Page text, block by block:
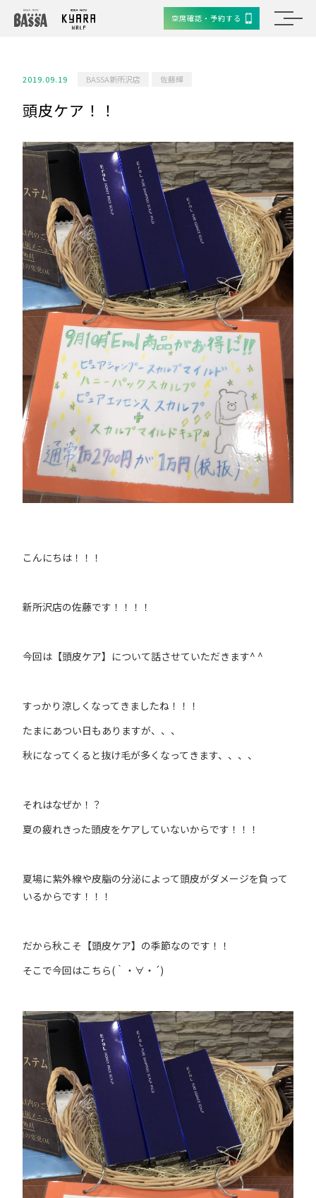
空席確認・予約する
2019.09.19 BASSA新所沢店 佐藤輝
頭皮ケア！！
こんにちは！！！
新所沢店の佐藤です！！！！
今回は【頭皮ケア】について話させていただきます^ ^
すっかり涼しくなってきましたね！！！
たまにあつい日もありますが、、、
秋になってくると抜け毛が多くなってきます、、、、
それはなぜか！？
夏の疲れきった頭皮をケアしていないからです！！！
夏場に紫外線や皮脂の分泌によって頭皮がダメージを負って
いるからです！！！
だから秋こそ【頭皮ケア】の季節なのです！！
そこで今回はこちら(｀・∀・´)